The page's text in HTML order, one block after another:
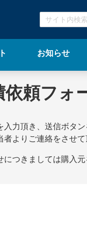
お知らせ
依頼フォ
力頂き、送信ボタン
者よりご連絡をさせて
つきましては購入